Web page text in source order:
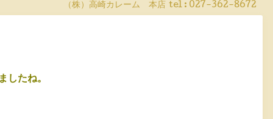
（株）高崎カレーム 本店 tel : 027-362-8672
したね。